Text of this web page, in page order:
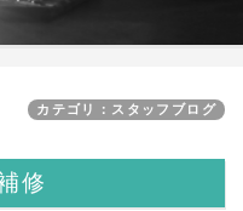
カテゴリ：スタッフブログ
修